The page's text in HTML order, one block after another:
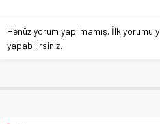
Henüz yorum yapılmamış. İlk yorumu
yapabilirsiniz.